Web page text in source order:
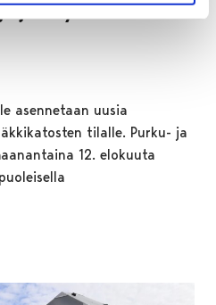
asennetaan uusia
tilalle. Purku- ja
12. elokuuta